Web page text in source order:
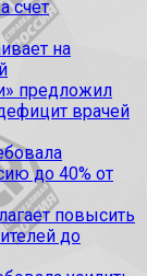
счет
на
предложил
врачей
до 40% от
повысить
до